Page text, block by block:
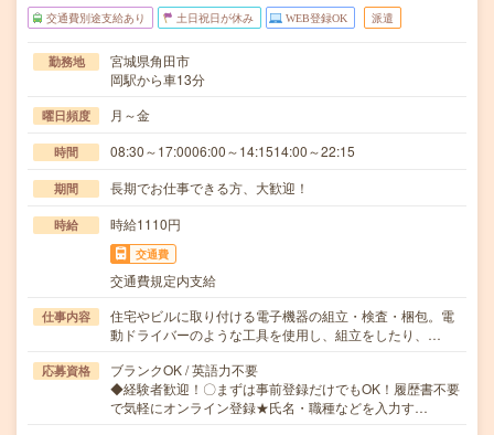
交通費別途支給あり 土日祝日が休み WEB登録OK 派遣
勤務地
宮城県角田市
岡駅から車13分
曜日頻度 月～金
時間 08:30～17:0006:00～14:1514:00～22:15
期間 長期でお仕事できる方、大歓迎！
時給 時給1110円
交通費
交通費規定内支給
仕事内容
住宅やビルに取り付ける電子機器の組立・検査・梱包。電
動ドライバーのような工具を使用し、組立をしたり、…
応募資格
ブランクOK / 英語力不要
◆経験者歓迎！〇まずは事前登録だけでもOK！履歴書不要
で気軽にオンライン登録★氏名・職種などを入力す…